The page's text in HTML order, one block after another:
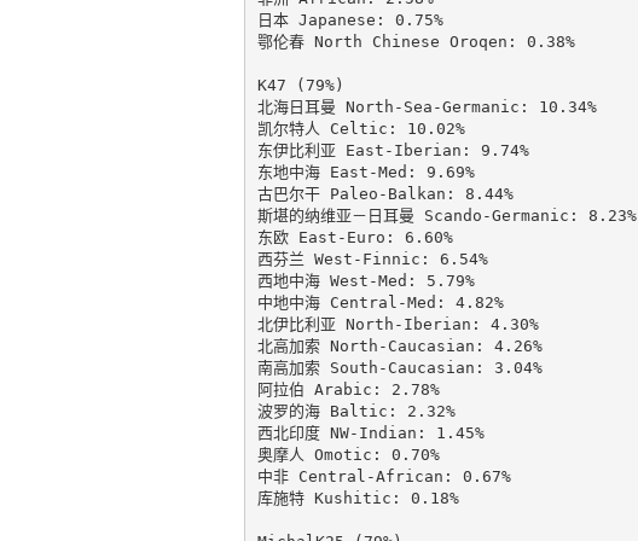
日本 Japanese: 0.75%
鄂伦春 North Chinese Oroqen: 0.38%
K47 (79%)
北海日耳曼 North-Sea-Germanic: 10.34%
凯尔特人 Celtic: 10.02%
东伊比利亚 East-Iberian: 9.74%
东地中海 East-Med: 9.69%
古巴尔干 Paleo-Balkan: 8.44%
斯堪的纳维亚－日耳曼 Scando-Germanic: 8.23%
东欧 East-Euro: 6.60%
西芬兰 West-Finnic: 6.54%
西地中海 West-Med: 5.79%
中地中海 Central-Med: 4.82%
北伊比利亚 North-Iberian: 4.30%
北高加索 North-Caucasian: 4.26%
南高加索 South-Caucasian: 3.04%
阿拉伯 Arabic: 2.78%
波罗的海 Baltic: 2.32%
西北印度 NW-Indian: 1.45%
奥摩人 Omotic: 0.70%
中非 Central-African: 0.67%
库施特 Kushitic: 0.18%